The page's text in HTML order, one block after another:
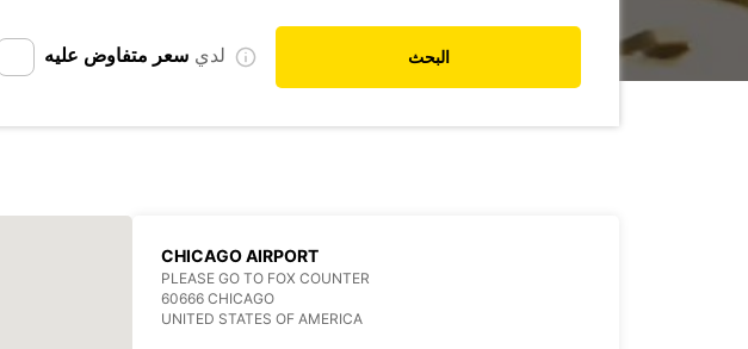
لدي سعر متفاوض عليه البحث
CHICAGO AIRPORT
PLEASE GO TO FOX COUNTER
60666 CHICAGO
UNITED STATES OF AMERICA